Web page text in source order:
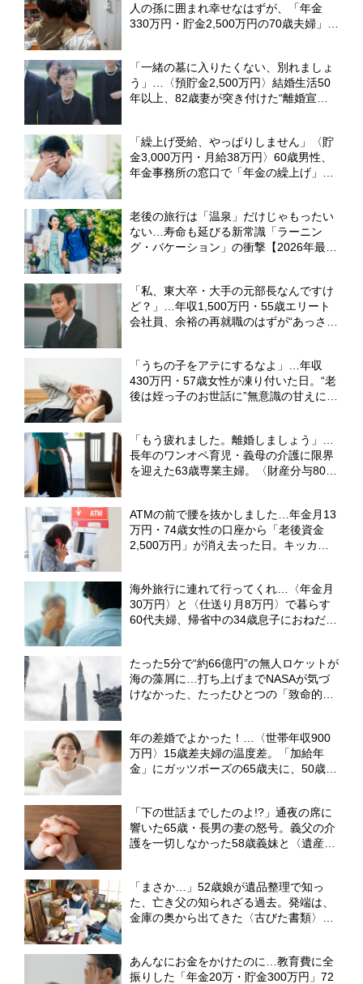
人の孫に囲まれ幸せなはずが、「年金
330万円・貯金2,500万円の70歳夫婦」の
「一緒の墓に入りたくない、別れましょ
う」…〈預貯金2,500万円〉結婚生活50
年以上、82歳妻が突き付けた“離婚宣
「繰上げ受給、やっぱりしません」〈貯
金3,000万円・月給38万円〉60歳男性、
年金事務所の窓口で「年金の繰上げ」を
老後の旅行は「温泉」だけじゃもったい
ない…寿命も延びる新常識「ラーニン
グ・バケーション」の衝撃【2026年最新
「私、東大卒・大手の元部長なんですけ
ど？」…年収1,500万円・55歳エリート
会社員、余裕の再就職のはずが“あっさり
「うちの子をアテにするなよ」…年収
430万円・57歳女性が凍り付いた日。“老
後は姪っ子のお世話に”無意識の甘えに突
「もう疲れました。離婚しましょう」…
長年のワンオペ育児・義母の介護に限界
を迎えた63歳専業主婦。〈財産分与800
ATMの前で腰を抜かしました…年金月13
万円・74歳女性の口座から「老後資金
2,500万円」が消え去った日。キッカケ
海外旅行に連れて行ってくれ…〈年金月
30万円〉と〈仕送り月8万円〉で暮らす
60代夫婦、帰省中の34歳息子におねだり
たった5分で“約66億円”の無人ロケットが
海の藻屑に…打ち上げまでNASAが気づ
けなかった、たったひとつの「致命的な
年の差婚でよかった！…〈世帯年収900
万円〉15歳差夫婦の温度差。「加給年
金」にガッツポーズの65歳夫に、50歳パ
「下の世話までしたのよ!?」通夜の席に
響いた65歳・長男の妻の怒号。義父の介
護を一切しなかった58歳義妹と〈遺産
「まさか…」52歳娘が遺品整理で知っ
た、亡き父の知られざる過去。発端は、
金庫の奥から出てきた〈古びた書類〉
あんなにお金をかけたのに…教育費に全
振りした「年金20万・貯金300万円」72